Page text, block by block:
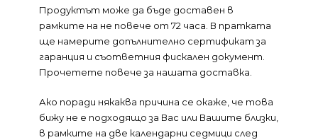
Продуктът може да бъде доставен в
рамките на не повече от 72 часа. В пратката
ще намерите допълнително сертификат за
гаранция и съответния фискален документ.
Прочетете повече за нашата доставка.
Ако поради някаква причина се окаже, че това
бижу не е подходящо за Вас или Вашите близки,
в рамките на две календарни седмици след